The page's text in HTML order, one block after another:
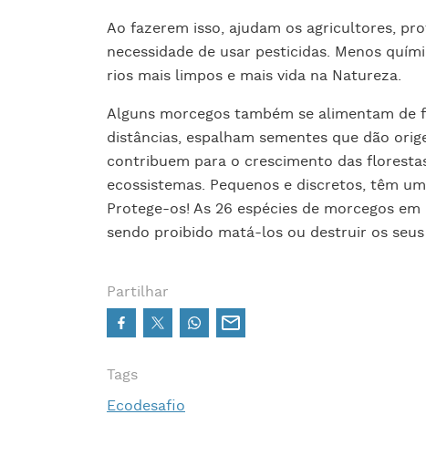
Ao fazerem isso, ajudam os agricultores,
necessidade de usar pesticidas. Menos
rios mais limpos e mais vida na Natureza.
Alguns morcegos também se alimentam de
distâncias, espalham sementes que dão
contribuem para o crescimento das
ecossistemas. Pequenos e discretos, têm
Protege-os! As 26 espécies de morcegos
sendo proibido matá-los ou destruir os seus
Partilhar
Tags
Ecodesafio